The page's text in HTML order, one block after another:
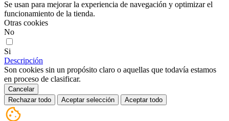
Se usan para mejorar la experiencia de navegación y optimizar el
funcionamiento de la tienda.
Otras cookies
No
Si
Descripción
Son cookies sin un propósito claro o aquellas que todavía estamos
en proceso de clasificar.
Cancelar
Rechazar todo
Aceptar selección Aceptar todo